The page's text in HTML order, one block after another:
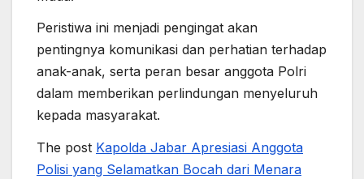
Peristiwa ini menjadi pengingat akan
pentingnya komunikasi dan perhatian terhadap
anak-anak, serta peran besar anggota Polri
dalam memberikan perlindungan menyeluruh
kepada masyarakat.
The post Kapolda Jabar Apresiasi Anggota
Polisi yang Selamatkan Bocah dari Menara